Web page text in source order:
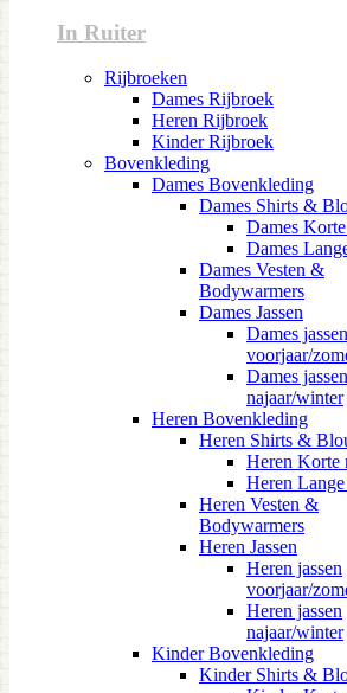
In Ruiter
Rijbroeken
Dames Rijbroek
Heren Rijbroek
Kinder Rijbroek
Bovenkleding
Dames Bovenkleding
Dames Shirts &
Dames
Dames
Dames Vesten &
Bodywarmers
Dames Jassen
Dames jassen
voorjaar/
Dames jassen
najaar/winter
Heren Bovenkleding
Heren Shirts &
Heren Korte
Heren
Heren Vesten &
Bodywarmers
Heren Jassen
Heren jassen
voorjaar/
Heren jassen
najaar/winter
Kinder Bovenkleding
Kinder Shirts &